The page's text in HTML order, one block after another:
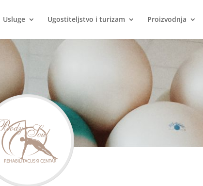
Usluge Ugostiteljstvo i turizam Proizvodnja